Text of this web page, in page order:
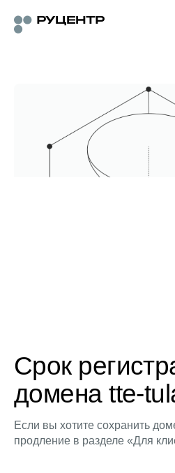
Срок
домена tte-
Если вы хотите сохранить
продление в разделе «Для